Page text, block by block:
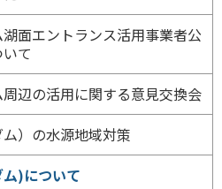
湖面エントランス活用事業者公
て
周辺の活用に関する意見交換会
）の水源地域対策
)について